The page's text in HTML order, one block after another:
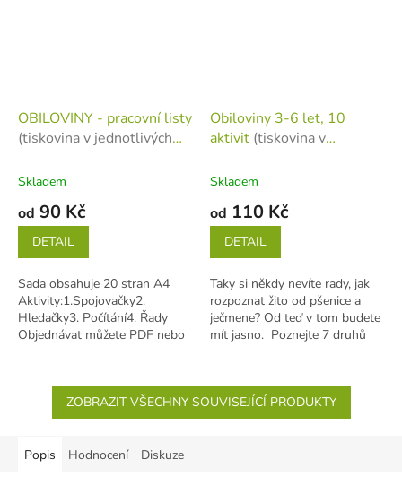
OBILOVINY - pracovní listy
(tiskovina v jednotlivých
Skladem
od 90 Kč
DETAIL
Sada obsahuje 20 stran A4
Aktivity:1.Spojovačky2.
Hledačky3. Počítání4. Řady
Objednávat můžete PDF nebo
Obiloviny 3-6 let, 10
aktivit (tiskovina v
Skladem
od 110 Kč
DETAIL
Taky si někdy nevíte rady, jak
rozpoznat žito od pšenice a
ječmene? Od teď v tom budete
mít jasno. Poznejte 7 druhů
ZOBRAZIT VŠECHNY SOUVISEJÍCÍ PRODUKTY
Popis Hodnocení Diskuze